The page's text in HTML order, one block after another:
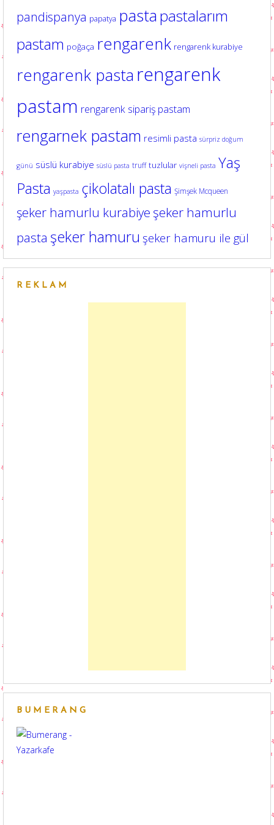
pandispanya papatya pasta pastalarım
pastam poğaça rengarenk rengarenk kurabiye
rengarenk pasta rengarenk
pastam rengarenk sipariş pastam
rengarnek pastam resimli pasta sürpriz doğum
günü süslü kurabiye süslü pasta truff tuzlular vişneli pasta Yaş
Pasta yaşpasta çikolatalı pasta Şimşek Mcqueen
şeker hamurlu kurabiye şeker hamurlu
pasta şeker hamuru şeker hamuru ile gül
REKLAM
BUMERANG